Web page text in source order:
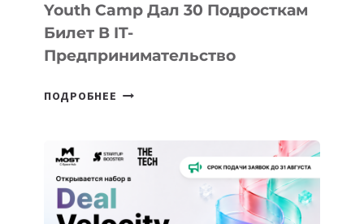
Youth Camp Дал 30 Подросткам
Билет В IT-
Предпринимательство
ПОДРОБНЕЕ ОТ
АЛМАТЫ:
AI
YOUTH